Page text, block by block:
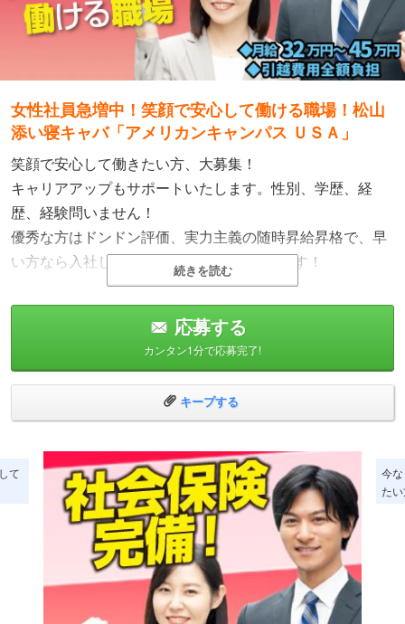
女性社員急増中！笑顔で安心して働ける職場！松山
添い寝キャバ「アメリカンキャンパス ＵＳＡ」
笑顔で安心して働きたい方、大募集！
キャリアアップもサポートいたします。性別、学歴、経
歴、経験問いません！
優秀な方はドンドン評価、実力主義の随時昇給昇格で、早
い方なら入社して3ヶ月程度で店長になれます！
「安心して働きたい」「たくさん稼ぎたい」「もっと上を
目指したい」とお悩みの方、是非ご応募ください！
創業37年を迎える、北四国（愛媛県・香川県）で約30店舗
を展開する四国最大級の風俗グループだからこそその願い
笑顔で安心して仕事に取り組む女性社員が急増しておりま
す！
◇家具家電付きで即入寮可！（ファミリー向けの寮あり）
即入居可能なマンション寮を完備しているので、面倒な手
続きは一切ありません！
◇業務改善で即戦力！
続きを読む
応募する
カンタン1分で応募完了!
キープする
て
今
た